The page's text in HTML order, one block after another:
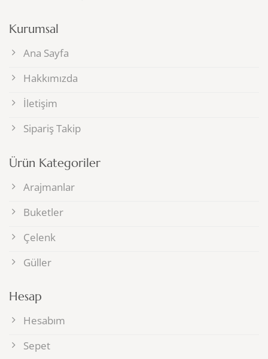
Kurumsal
Ana Sayfa
Hakkımızda
İletişim
Sipariş Takip
Ürün Kategoriler
Arajmanlar
Buketler
Çelenk
Güller
Hesap
Hesabım
Sepet